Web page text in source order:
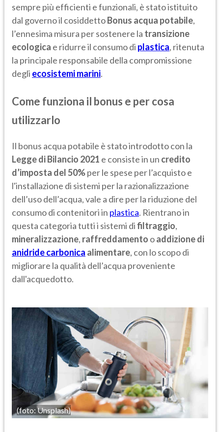
sempre più efficienti e funzionali, è stato istituito
dal governo il cosiddettoBonus acqua potabile,
l’ennesima misura per sostenere la transizione
ecologica e ridurre il consumo di plastica, ritenuta
la principale responsabile della compromissione
degli ecosistemi marini.
Come funziona il bonus e per cosa
utilizzarlo
Il bonus acqua potabile è stato introdotto con la
Legge di Bilancio 2021 e consiste in un credito
d’imposta del 50%per le spese per l’acquisto e
l'installazione di sistemi per la razionalizzazione
dell’uso dell’acqua, vale a dire per la riduzione del
consumo di contenitori in plastica. Rientrano in
questa categoria tutti i sistemi difiltraggio,
mineralizzazione, raffreddamento oaddizione di
anidride carbonica alimentare, con lo scopo di
migliorare la qualità dell’acqua proveniente
dall'acquedotto.
(foto: Unsplash)